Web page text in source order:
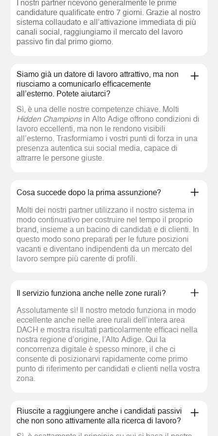
I nostri partner ricevono generalmente le prime
candidature qualificate entro 7 giorni. Grazie al nostro
sistema collaudato e all’attivazione immediata di più
canali social, raggiungiamo il mercato del lavoro
passivo fin dal primo giorno.
Siamo già un datore di lavoro attrattivo, ma non
riusciamo a comunicarlo efficacemente
all’esterno. Potete aiutarci?
Sì, è una delle nostre competenze chiave. Molti
Hidden Championsin Alto Adige offrono condizioni di
lavoro eccellenti, ma non le rendono visibili
all’esterno. Trasformiamo i vostri punti di forza in una
presenza autentica sui social media, capace di
attrarre le persone giuste.
Cosa succede dopo la prima assunzione?
Molti dei nostri partner utilizzano il nostro sistema in
modo continuativo per costruire nel tempo il proprio
brand, insieme a un bacino di candidati e di clienti. In
questo modo sono preparati per le future posizioni
vacanti e diventano indipendenti da un mercato del
lavoro sempre più carente di profili.
Il servizio funziona anche nelle zone rurali?
Assolutamente sì! Il nostro metodo funziona in modo
eccellente anche nelle aree rurali dell’intera area
DACH e mostra risultati particolarmente efficaci nella
nostra regione d’origine, l’Alto Adige. Qui la
concorrenza digitale è spesso minore, il che ci
consente di posizionarvi rapidamente come primo
punto di riferimento per candidati e clienti nella vostra
zona.
Riuscite a raggiungere anche i candidati passivi
che non sono attivamente alla ricerca di lavoro?